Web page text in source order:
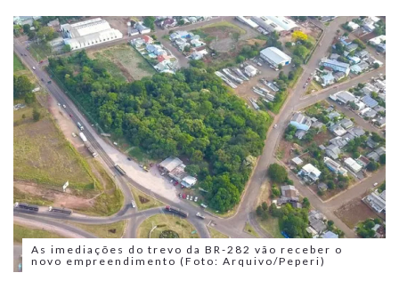
As imediações do trevo da BR-282 vão receber o
novo empreendimento (Foto: Arquivo/Peperi)